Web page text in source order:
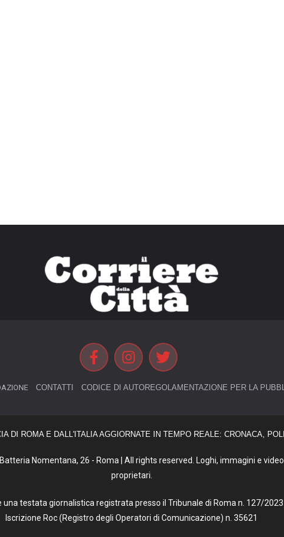
CONTATTI CODICE DI AUTOREGOLAMENTAZIONE PER LA
DI ROMA E DALL'ITALIA AGGIORNATE IN TEMPO REALE: CRONACA,
Nomentana, 26 - Roma | All rights reserved. Loghi, immagini e
proprietari.
una testata giornalistica registrata presso il Tribunale di Roma n. 127/
Iscrizione Roc (Registro degli Operatori di Comunicazione) n. 35621